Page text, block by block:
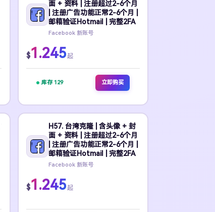
面 + 资料 | 注册超过2-6个月
| 注册广告功能正常2-6个月 |
邮箱验证Hotmail | 完整2FA
Facebook 新账号
$1.245起
库存 129 立即购买
H57. 台湾克隆 | 含头像 + 封
面 + 资料 | 注册超过2-6个月
| 注册广告功能正常2-6个月 |
邮箱验证Hotmail | 完整2FA
Facebook 新账号
$1.245起